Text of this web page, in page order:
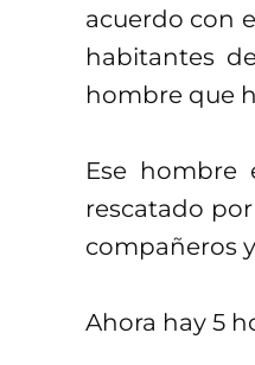
acuerdo con
habitantes
hombre que
Ese hombre
rescatado
compañeros
Ahora hay 5